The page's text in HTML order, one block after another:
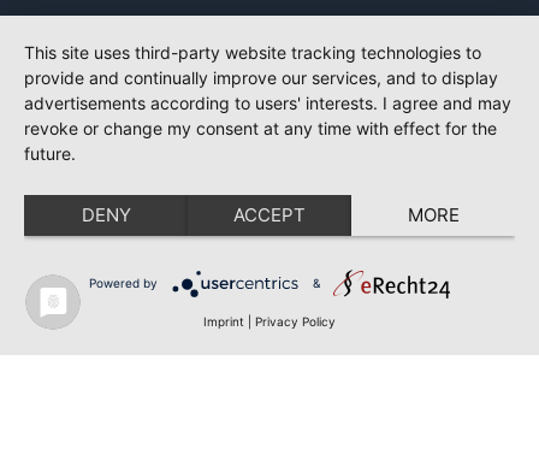
This site uses third-party website tracking technologies to
provide and continually improve our services, and to display
advertisements according to users' interests. I agree and may
revoke or change my consent at any time with effect for the
future.
DENY ACCEPT MORE
Powered by &
Imprint Privacy Policy